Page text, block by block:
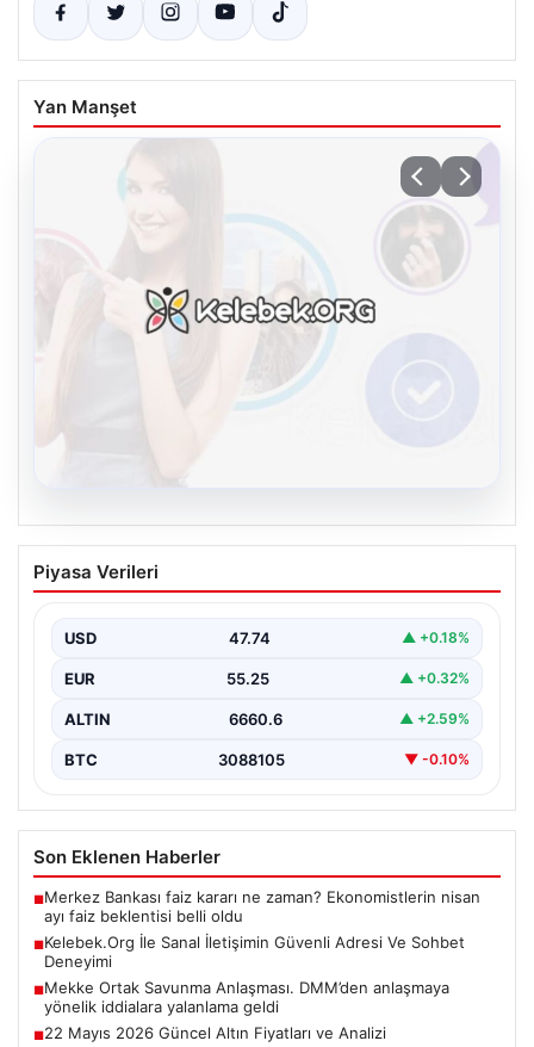
Yan Manşet
Kelebek.Org İle Sanal İletişimin Güvenli
Adresi Ve Sohbet Deneyimi
kurması kritik bir değer ifade etmektedir. Halen…
Piyasa Verileri
USD 47.74 ▲ +0.18%
EUR 55.25 ▲ +0.32%
ALTIN 6660.6 ▲ +2.59%
BTC 3088105 ▼ -0.10%
Son Eklenen Haberler
■Merkez Bankası faiz kararı ne zaman? Ekonomistlerin nisan
ayı faiz beklentisi belli oldu
■Kelebek.Org İle Sanal İletişimin Güvenli Adresi Ve Sohbet
Deneyimi
■Mekke Ortak Savunma Anlaşması. DMM’den anlaşmaya
yönelik iddialara yalanlama geldi
■22 Mayıs 2026 Güncel Altın Fiyatları ve Analizi